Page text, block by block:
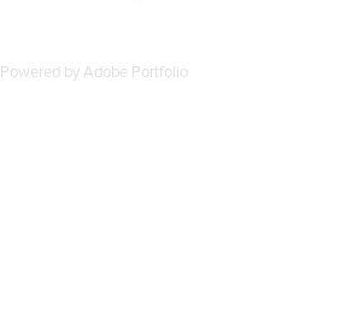
Powered byAdobe Portfolio